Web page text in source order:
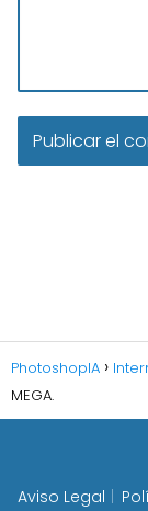
PhotoshopIA
MEGA.
Aviso Legal